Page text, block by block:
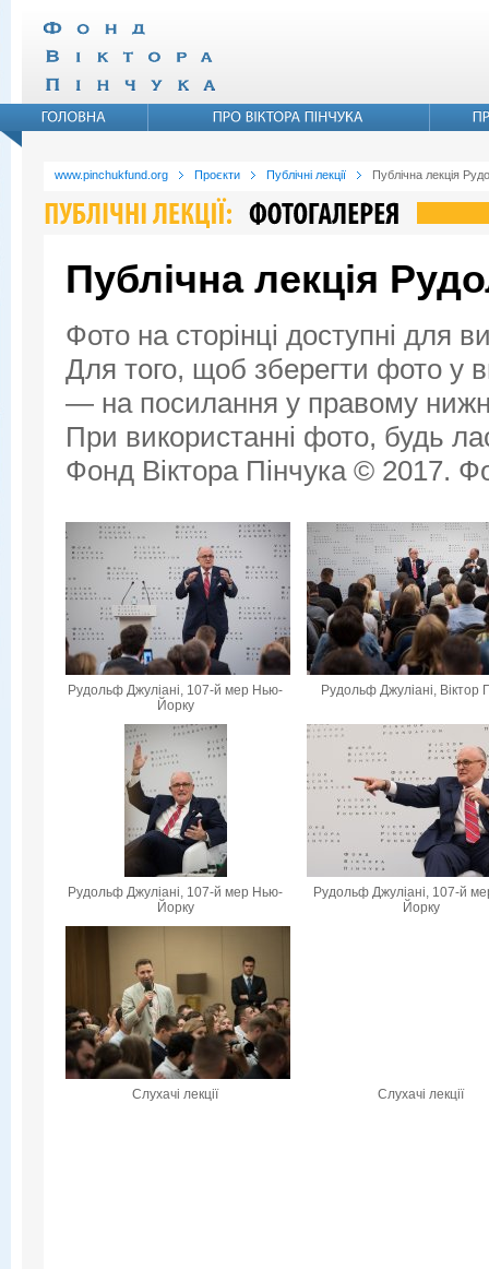
www.pinchukfund.org Проєкти Публічні лекції Публічна лекція
Публічна лекція
Фото на сторінці доступні для
Для того, щоб зберегти фото у
— на посилання у правому
При використанні фото, будь
Фонд Віктора Пінчука © 2017.
Рудольф Джуліані, 107-й мер Нью-
Йорку
Рудольф Джуліані, Віктор
Рудольф Джуліані, 107-й мер Нью-
Йорку
Рудольф Джуліані, 107-й
Йорку
Слухачі лекції Слухачі лекції